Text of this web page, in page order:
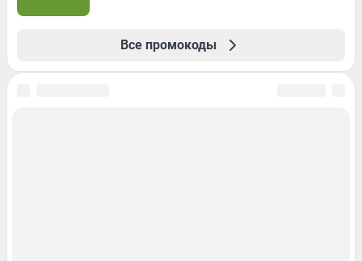
Все промокоды